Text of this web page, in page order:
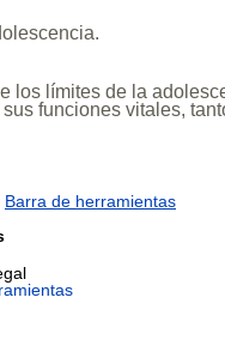
los límites de la
funciones vitales,
Barra de herramientas